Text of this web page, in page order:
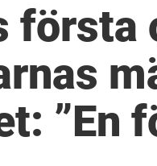
första
”En